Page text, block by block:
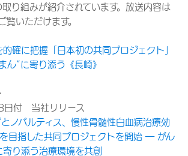
り組みが紹介されています。放送内容は
いただけます。
確に把握「日本初の共同プロジェクト」
ん”に寄り添う《長崎》
付 当社リリース
ノバルティス、慢性骨髄性白血病治療効
目指した共同プロジェクトを開始 ― がん
り添う治療環境を共創